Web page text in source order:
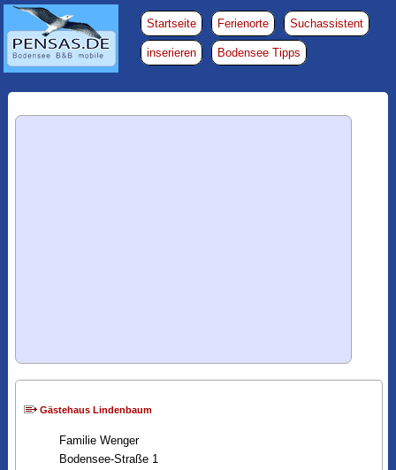
Startseite Ferienorte Suchassistent
inserieren Bodensee Tipps
Gästehaus Lindenbaum
Familie Wenger
Bodensee-Straße 1